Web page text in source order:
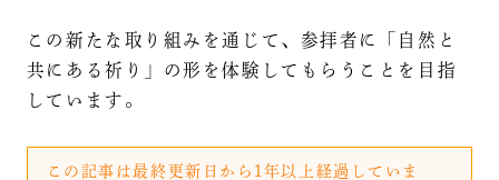
この新たな取り組みを通じて、参拝者に「自然と
共にある祈り」の形を体験してもらうことを目指
しています。
この記事は最終更新日から1年以上経過していま